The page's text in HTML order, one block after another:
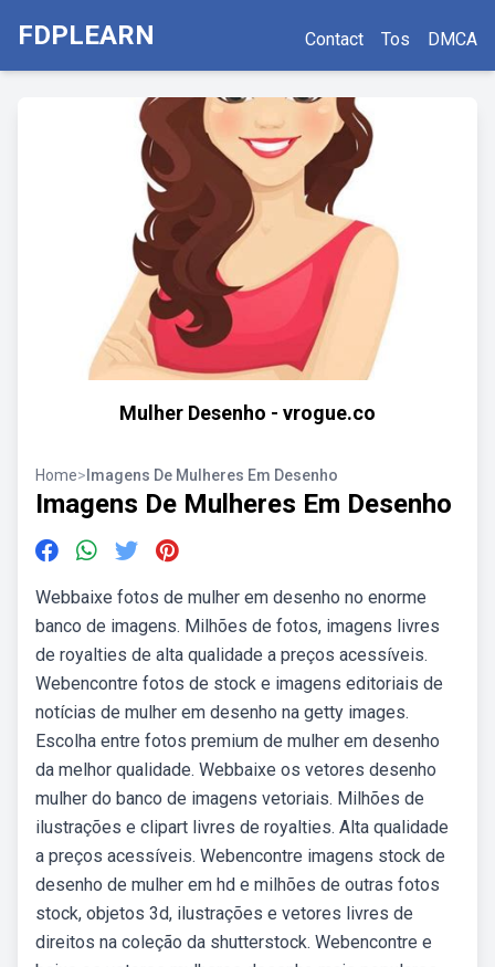
FDPLEARN Contact Tos DMCA
Mulher Desenho - vrogue.co
Home> Imagens De Mulheres Em Desenho
Imagens De Mulheres Em Desenho
Webbaixe fotos de mulher em desenho no enorme
banco de imagens. Milhões de fotos, imagens livres
de royalties de alta qualidade a preços acessíveis.
Webencontre fotos de stock e imagens editoriais de
notícias de mulher em desenho na getty images.
Escolha entre fotos premium de mulher em desenho
da melhor qualidade. Webbaixe os vetores desenho
mulher do banco de imagens vetoriais. Milhões de
ilustrações e clipart livres de royalties. Alta qualidade
a preços acessíveis. Webencontre imagens stock de
desenho de mulher em hd e milhões de outras fotos
stock, objetos 3d, ilustrações e vetores livres de
direitos na coleção da shutterstock. Webencontre e